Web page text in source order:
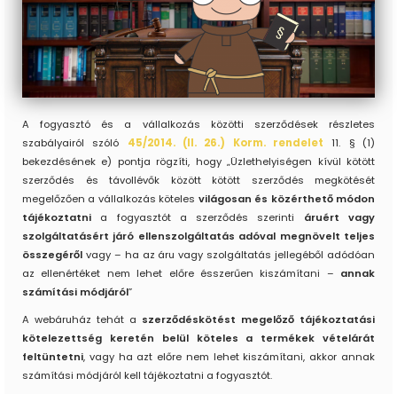
A fogyasztó és a vállalkozás közötti szerződések részletes
szabályairól szóló 45/2014. (II. 26.) Korm. rendelet 11. § (1)
bekezdésének e) pontja rögzíti, hogy „Üzlethelyiségen kívül kötött
szerződés és távollévők között kötött szerződés megkötését
megelőzően a vállalkozás köteles világosan és közérthető módon
tájékoztatni a fogyasztót a szerződés szerinti áruért vagy
szolgáltatásért járó ellenszolgáltatás adóval megnövelt teljes
összegéről vagy – ha az áru vagy szolgáltatás jellegéből adódóan
az ellenértéket nem lehet előre ésszerűen kiszámítani – annak
számítási módjáról”
A webáruház tehát a szerződéskötést megelőző tájékoztatási
kötelezettség keretén belül köteles a termékek vételárát
feltüntetni, vagy ha azt előre nem lehet kiszámítani, akkor annak
számítási módjáról kell tájékoztatni a fogyasztót.